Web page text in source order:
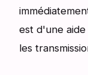
est d'une
les